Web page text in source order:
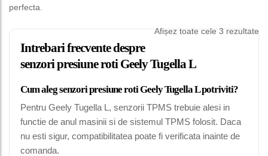
perfecta.
Afișez toate cele 3 rezultate
Intrebari frecvente despre
senzori presiune roti Geely Tugella L
Cum aleg senzori presiune roti Geely Tugella L potriviti?
Pentru Geely Tugella L, senzorii TPMS trebuie alesi in
functie de anul masinii si de sistemul TPMS folosit. Daca
nu esti sigur, compatibilitatea poate fi verificata inainte de
comanda.